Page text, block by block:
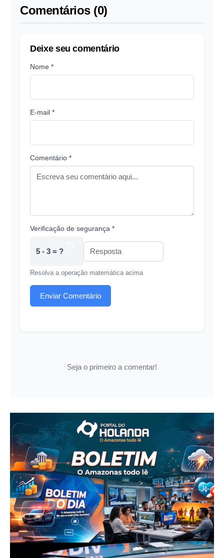
Comentários (0)
Deixe seu comentário
Nome *
E-mail *
Comentário *
Verificação de segurança *
5 - 3 = ?
Resolva a operação matemática acima
Enviar Comentário
Seja o primeiro a comentar!